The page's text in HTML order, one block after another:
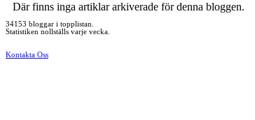
Där finns inga artiklar arkiverade för denna bloggen.
34153 bloggar i topplistan.
Statistiken nollställs varje vecka.
Kontakta Oss